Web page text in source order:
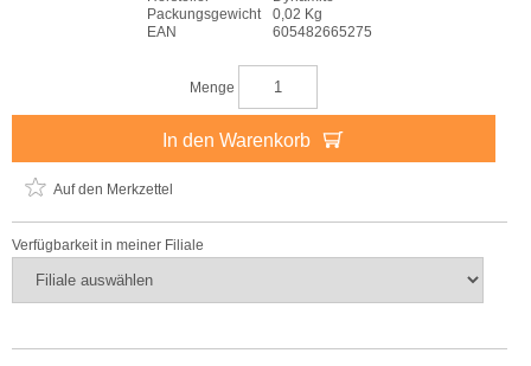
Packungsgewicht
0,02 Kg
EAN
605482665275
Menge
In den Warenkorb
Auf den Merkzettel
Verfügbarkeit in meiner Filiale